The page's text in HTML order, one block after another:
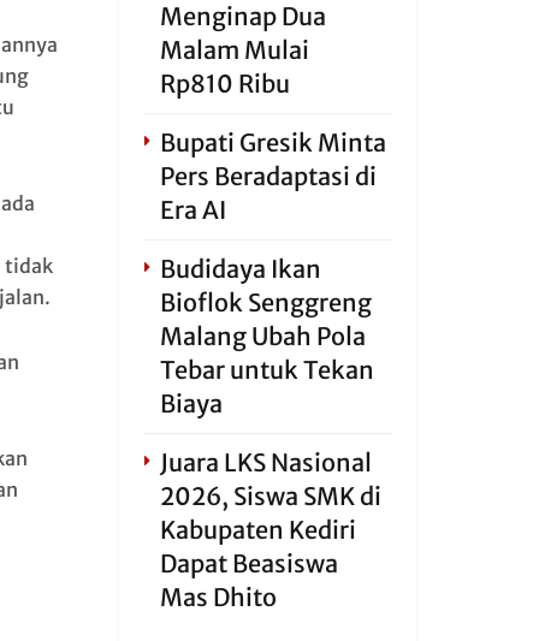
tidak
Menginap Dua
Malam Mulai
Rp810 Ribu
Bupati Gresik Minta
Pers Beradaptasi di
Era AI
Budidaya Ikan
Bioflok Senggreng
Malang Ubah Pola
Tebar untuk Tekan
Biaya
Juara LKS Nasional
2026, Siswa SMK di
Kabupaten Kediri
Dapat Beasiswa
Mas Dhito